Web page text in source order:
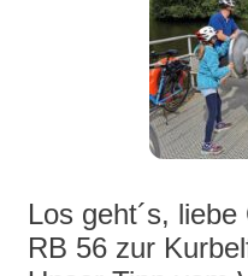
Los geht´s,
RB 56 zur